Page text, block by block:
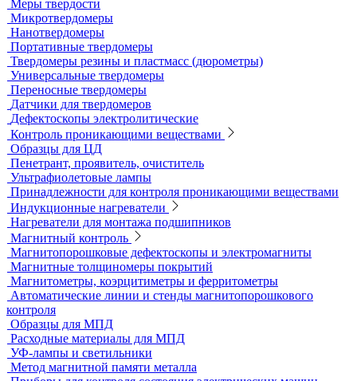
Химреактивы
Фиксаж для рентгеновской пленки
Принадлежности для рентгеновских аппаратов
Пауки, штативы для рентгеновских аппаратов
Твердометрия (контроль твердости)
Ультразвуковые твердомеры
Динамические твердомеры
Стационарные твердомеры
Комбинированные твердомеры
Комплектующие к твердомерам
Меры твердости
Микротвердомеры
Нанотвердомеры
Портативные твердомеры
Твердомеры резины и пластмасс (дюрометры)
Универсальные твердомеры
Переносные твердомеры
Датчики для твердомеров
Дефектоскопы электролитические
Контроль проникающими веществами
Образцы для ЦД
Пенетрант, проявитель, очиститель
Ультрафиолетовые лампы
Принадлежности для контроля проникающими веществами
Индукционные нагреватели
Нагреватели для монтажа подшипников